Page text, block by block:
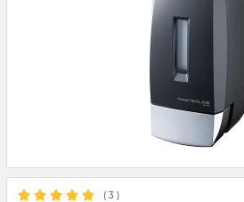
( 3 )